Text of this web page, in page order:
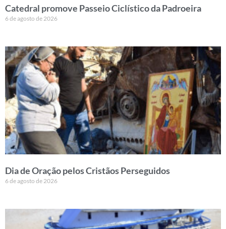
Catedral promove Passeio Ciclístico da Padroeira
6 de agosto de 2026
Dia de Oração pelos Cristãos Perseguidos
6 de agosto de 2026